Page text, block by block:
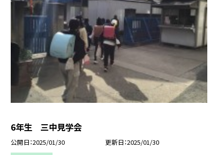
6年生 三中見学会
公開日 2025/01/30 更新日 2025/01/30